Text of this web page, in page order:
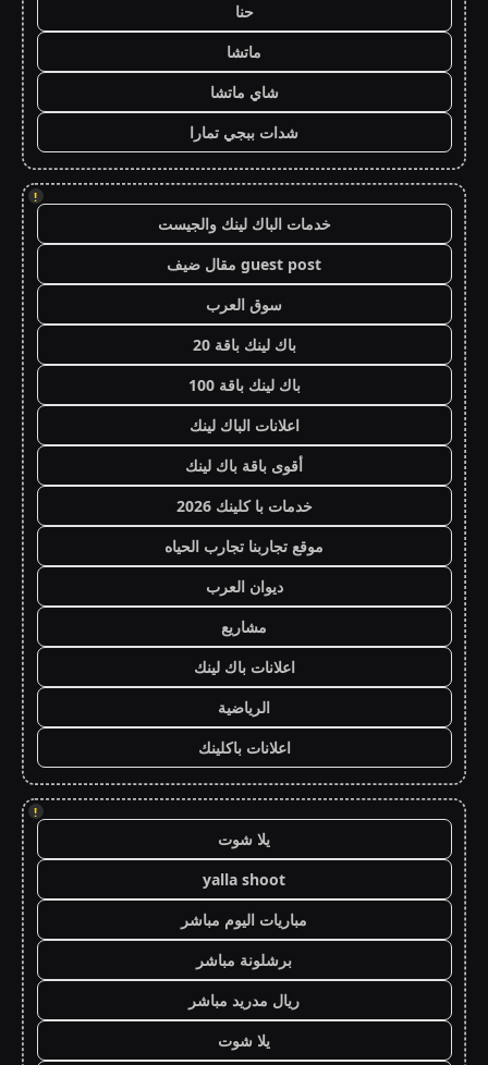
حنا
ماتشا
شاي ماتشا
شدات ببجي تمارا
!
خدمات الباك لينك والجيست
guest post مقال ضيف
سوق العرب
باك لينك باقة 20
باك لينك باقة 100
اعلانات الباك لينك
أقوى باقة باك لينك
خدمات با كلينك 2026
موقع تجاربنا تجارب الحياه
ديوان العرب
مشاريع
اعلانات باك لينك
الرياضية
اعلانات باكلينك
!
يلا شوت
yalla shoot
مباريات اليوم مباشر
برشلونة مباشر
ريال مدريد مباشر
يلا شوت